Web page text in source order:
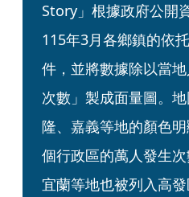
Story」根據政府公開
115年3月各鄉鎮的依
件，並將數據除以當
次數」製成面量圖。
隆、嘉義等地的顏色
個行政區的萬人發生
宜蘭等地也被列入高發